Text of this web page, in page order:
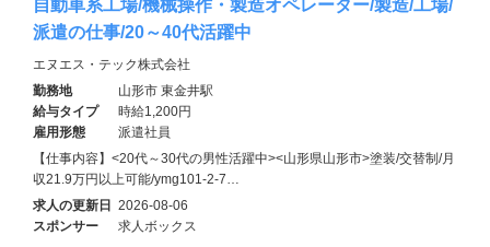
自動車系工場/機械操作・製造オペレーター/製造/工場/
派遣の仕事/20～40代活躍中
エヌエス・テック株式会社
勤務地
山形市 東金井駅
給与タイプ
時給1,200円
雇用形態
派遣社員
【仕事内容】<20代～30代の男性活躍中><山形県山形市>塗装/交替制/月
収21.9万円以上可能/ymg101-2-7…
求人の更新日 2026-08-06
スポンサー
求人ボックス